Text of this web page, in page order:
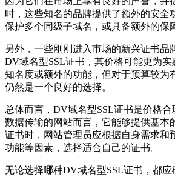
时，这些知名的品牌提供了额外的安全
保护多个同级子域名，或具备额外的保
另外，一些刚刚进入市场的新兴证书
DV域名型SSL证书，其价格可能更为
知名度或额外的功能，但对于预算较为
仍然是一个良好的选择。
总体而言，DV域名型SSL证书是价格
数据传输的网站而言，它能够提供基本
证书时，网站管理员应根据自身需求和
功能等因素，选择适合自己的证书。
无论选择哪种DV域名型SSL证书，都